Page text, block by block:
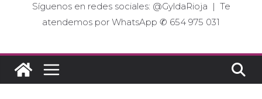
Síguenos en redes sociales: @GyldaRioja | Te
atendemos por WhatsApp ✆ 654 975 031